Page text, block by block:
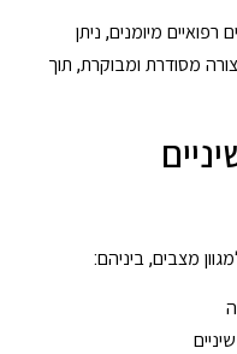
רפואיים מיומנים, ניתן
מסודרת ומבוקרת, תוך
מצבים, ביניהם: